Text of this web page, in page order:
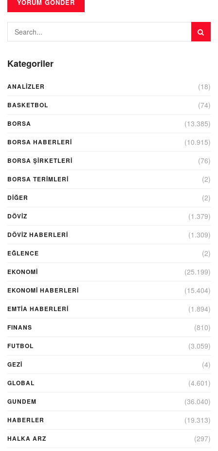
Kategoriler
ANALIZLER (18)
BASKETBOL (74)
BORSA (13.385)
BORSA HABERLERI (10.915)
BORSA ŞIRKETLERI (76)
BORSA TERIMLERI (2)
DIĞER (2)
DÖVİZ (1.379)
DÖVIZ HABERLERI (1.309)
EĞLENCE (2)
EKONOMİ (25.199)
EKONOMI HABERLERI (15.404)
EMTIA HABERLERI (1.894)
FINANS (810)
FUTBOL (3.059)
GEZI (4)
GLOBAL (4.601)
GUNDEM (36.040)
HABERLER (19.313)
HALKA ARZ (297)